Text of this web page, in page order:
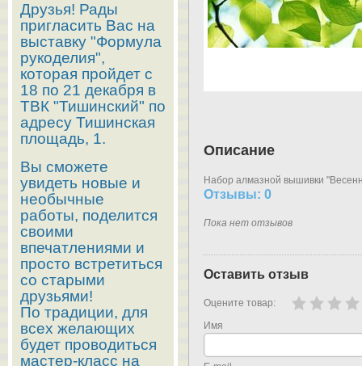
Описание
Набор алмазной вышивки
Отзывы: 0
Пока нет отзывов
Оставить отзыв
Оцените товар:
Имя
Друзья! Рады
пригласить Вас на
выставку "Формула
рукоделия",
которая пройдет с
18 по 21 декабря в
ТВК "Тишинский" по
адресу Тишинская
площадь, 1.
Вы сможете
увидеть новые и
необычные
работы, поделится
своими
впечатлениями и
просто встретиться
со старыми
друзьями!
По традиции, для
всех желающих
будет проводиться
мастер-класс на